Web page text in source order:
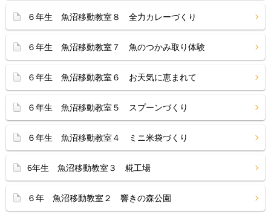
６年生 魚沼移動教室８ 全力カレーづくり
６年生 魚沼移動教室７ 魚のつかみ取り体験
６年生 魚沼移動教室６ お天気に恵まれて
６年生 魚沼移動教室５ スプーンづくり
６年生 魚沼移動教室４ ミニ米袋づくり
6年生 魚沼移動教室３ 糀工場
６年 魚沼移動教室２ 響きの森公園